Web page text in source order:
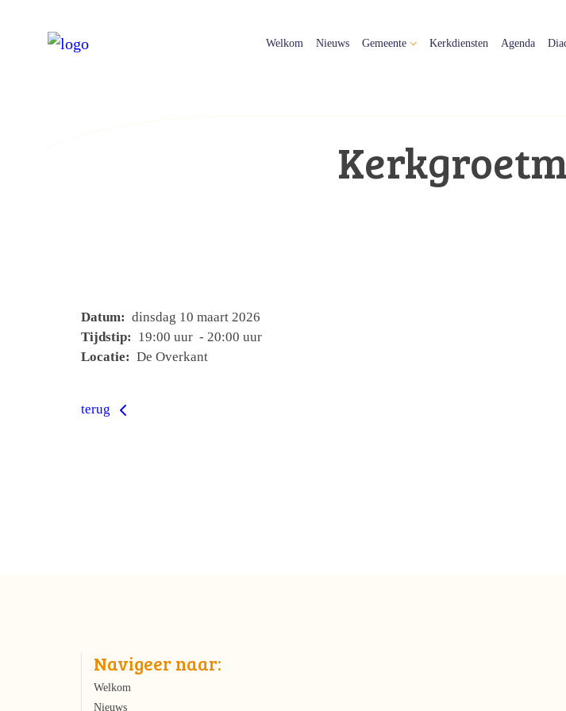
Welkom Nieuws Gemeente Kerkdiensten Agenda
Datum: dinsdag 10 maart 2026
Tijdstip: 19:00 uur - 20:00 uur
Locatie: De Overkant
terug
Navigeer naar:
Welkom
Nieuws